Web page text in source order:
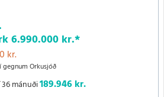
6.990.000 kr.*
kr.
Orkusjóð
mánuði189.946 kr.